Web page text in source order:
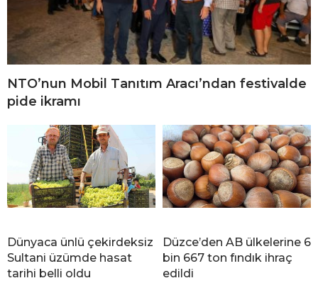
NTO’nun Mobil Tanıtım Aracı’ndan festivalde
pide ikramı
Dünyaca ünlü çekirdeksiz
Sultani üzümde hasat
tarihi belli oldu
Düzce’den AB ülkelerine 6
bin 667 ton fındık ihraç
edildi